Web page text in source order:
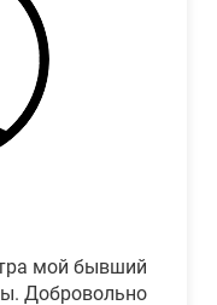
мой бывший
Добровольно